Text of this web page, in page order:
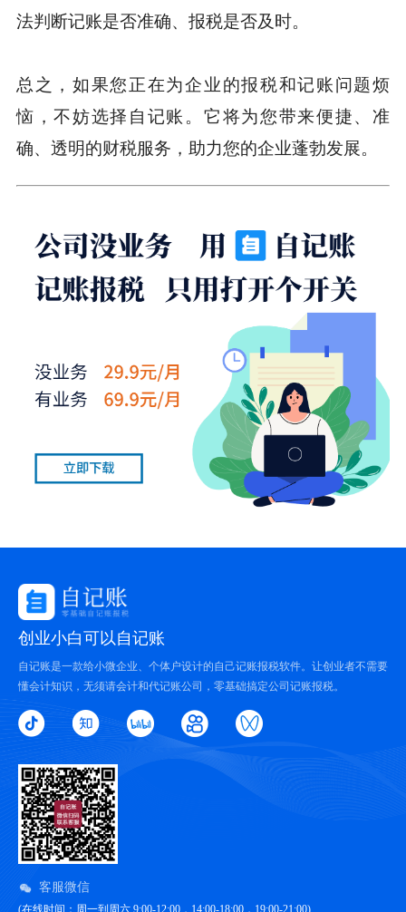
法判断记账是否准确、报税是否及时。
总之，如果您正在为企业的报税和记账问题烦
恼，不妨选择自记账。它将为您带来便捷、准
确、透明的财税服务，助力您的企业蓬勃发展。
创业小白可以自记账
自记账是一款给小微企业、个体户设计的自己记账报税软件。让创业者不需要
懂会计知识，无须请会计和代记账公司，零基础搞定公司记账报税。
客服微信